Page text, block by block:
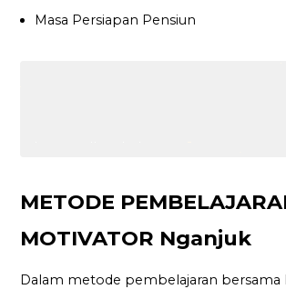
Masa Persiapan Pensiun
METODE
MOTIVATOR Nganjuk
Dalam metode pembelajaran bersama